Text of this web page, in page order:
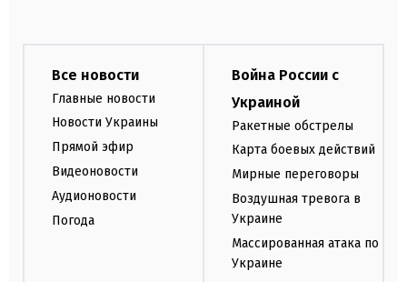
Все новости
Главные новости
Новости Украины
Прямой эфир
Видеоновости
Аудионовости
Погода
Война России с
Украиной
Ракетные обстрелы
Карта боевых действий
Мирные переговоры
Воздушная тревога в
Украине
Массированная атака по
Украине